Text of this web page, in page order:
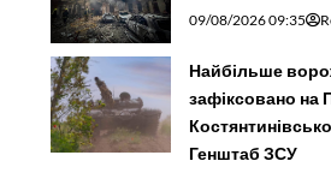
09/08/2026 09:35
Найбільше
зафіксовано на
Генштаб ЗСУ